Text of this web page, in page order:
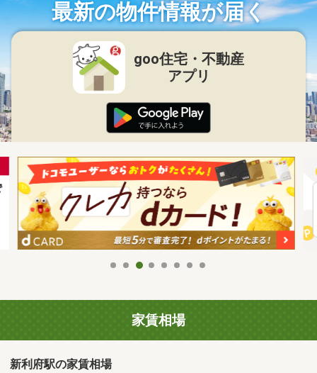
最新の物件情報が届く
goo住宅・不動産
アプリ
家賃相場
新利府駅の家賃相場